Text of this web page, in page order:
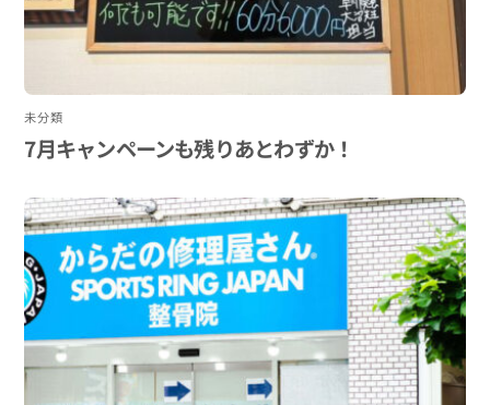
未分類
7月キャンペーンも残りあとわずか！